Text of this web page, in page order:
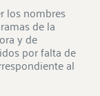
los nombres
de la
y de
por falta de
al